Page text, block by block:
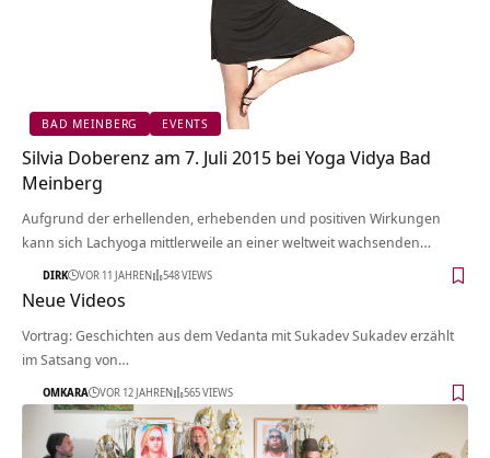
BAD MEINBERG EVENTS
Silvia Doberenz am 7. Juli 2015 bei Yoga Vidya Bad
Meinberg
Aufgrund der erhellenden, erhebenden und positiven Wirkungen
kann sich Lachyoga mittlerweile an einer weltweit wachsenden…
DIRK VOR 11 JAHREN 548 VIEWS
Neue Videos
Vortrag: Geschichten aus dem Vedanta mit Sukadev Sukadev erzählt
im Satsang von…
OMKARA VOR 12 JAHREN 565 VIEWS